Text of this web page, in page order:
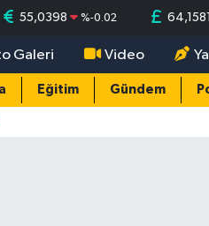
55,0398 %-0.02 64,1581
Galeri Video
Eğitim Gündem